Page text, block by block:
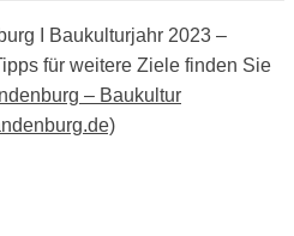
I Baukulturjahr 2023 –
für weitere Ziele finden Sie
– Baukultur